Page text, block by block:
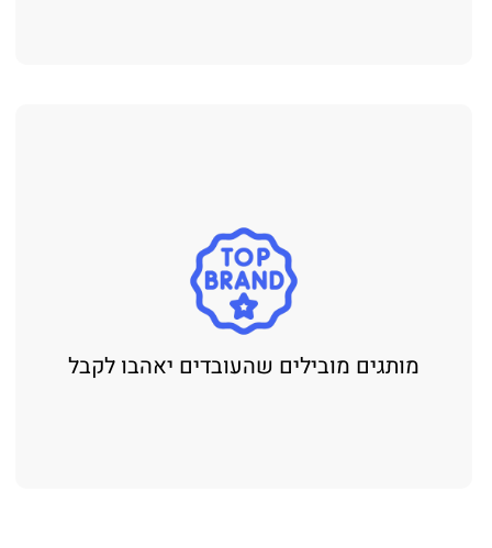
מותגים מובילים שהעובדים יאהבו לקבל